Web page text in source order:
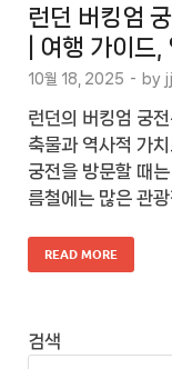
런던 버킹엄
| 여행 가이드
10월 18, 2025 - by
런던의 버킹엄 궁
축물과 역사적 가
궁전을 방문할 때
름철에는 많은 관
READ MORE
검색